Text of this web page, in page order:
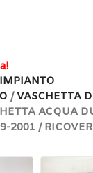
IMPIANTO
/VASCHETTA
ACQUA
2001 /